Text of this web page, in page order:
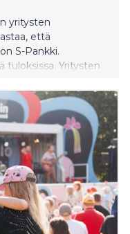
yritysten
että
S-Pankki.
tuloksissa. Yritysten
kohtaan.